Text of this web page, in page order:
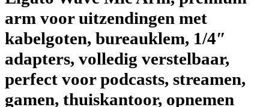
arm voor uitzendingen met
kabelgoten, bureauklem, 1/4″
adapters, volledig verstelbaar,
perfect voor podcasts, streamen,
gamen, thuiskantoor, opnemen